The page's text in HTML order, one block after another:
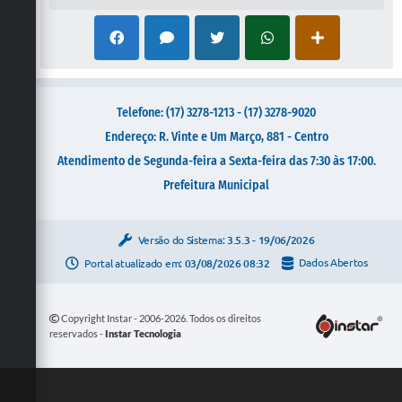
Telefone: (17) 3278-1213 - (17) 3278-9020
Endereço: R. Vinte e Um Março, 881 - Centro
Atendimento de Segunda-feira a Sexta-feira das 7:30 às 17:00.
Prefeitura Municipal
Versão do Sistema: 3.5.3 - 19/06/2026
Portal atualizado em: 03/08/2026 08:32 Dados Abertos
Copyright Instar - 2006-2026. Todos os direitos
reservados -Instar Tecnologia